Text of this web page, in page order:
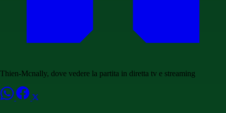
Thien-Mcnally, dove vedere la partita in diretta tv e streaming